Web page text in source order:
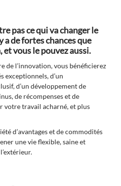
pas ce qui va changer le
a de fortes chances que
vous le pouvez aussi.
de l’innovation, vous bénéficierez
exceptionnels, d’un
d’un développement de
de récompenses et de
votre travail acharné, et plus
d’avantages et de commodités
une vie flexible, saine et